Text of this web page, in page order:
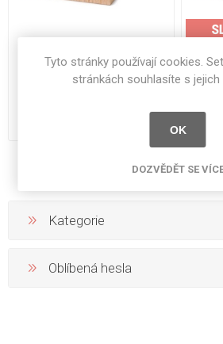
Pollmeier BauBuche panel
3600 x 640 x 35 mm
Kategorie
Oblíbená hesla
Tyto stránky používají cookies.
stránkách souhlasíte s jejich
OK
DOZVĚDĚT SE